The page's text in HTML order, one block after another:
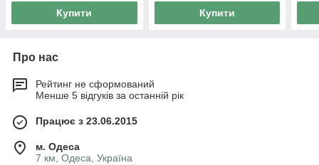
Купити Купити
Про нас
Рейтинг не сформований
Менше 5 відгуків за останній рік
Працює з 23.06.2015
м. Одеса
7 км, Одеса, Україна